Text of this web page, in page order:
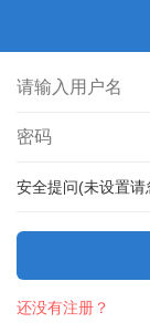
安全提问(未设置请
还没有注册？